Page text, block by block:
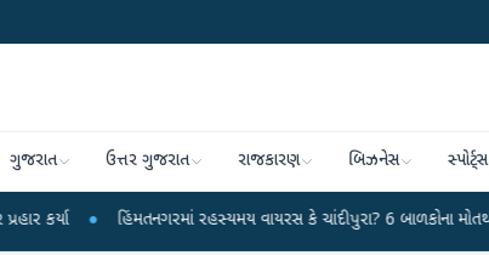
ગુજરાત ઉત્તર ગુજરાત રાજકારણ બિઝનેસ સ્પોર્ટ્સ
હિંમતનગરમાં રહસ્યમય વાયરસ કે ચાંદીપુરા? 6 બાળકોના મોતથી ફફડાટ ●